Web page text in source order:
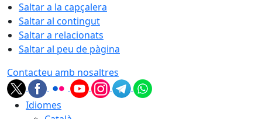
Saltar a la capçalera
Saltar al contingut
Saltar a relacionats
Saltar al peu de pàgina
Contacteu amb nosaltres
Idiomes